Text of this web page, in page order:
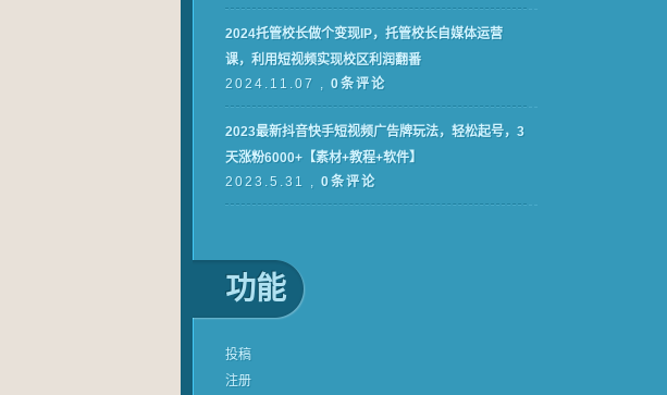
2024托管校长做个变现IP，托管校长自媒体运营
课，利用短视频实现校区利润翻番
2024.11.07 , 0条评论
2023最新抖音快手短视频广告牌玩法，轻松起号，3
天涨粉6000+【素材+教程+软件】
2023.5.31 , 0条评论
功能
投稿
注册